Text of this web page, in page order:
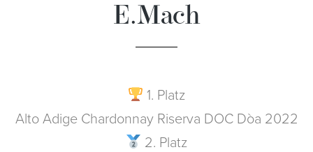
E.Mach
1. Platz
Alto Adige Chardonnay Riserva DOC Dòa 2022
2. Platz